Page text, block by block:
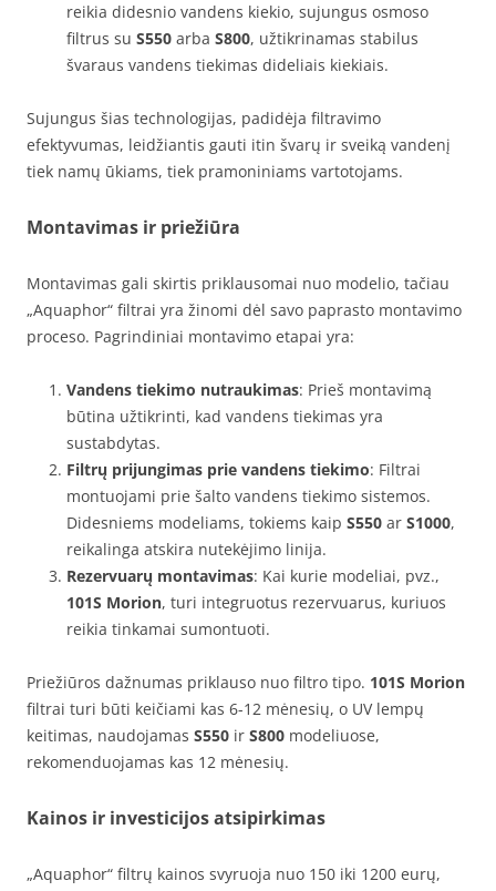
reikia didesnio vandens kiekio, sujungus osmoso
filtrus su S550 arba S800, užtikrinamas stabilus
švaraus vandens tiekimas dideliais kiekiais.
Sujungus šias technologijas, padidėja filtravimo
efektyvumas, leidžiantis gauti itin švarų ir sveiką vandenį
tiek namų ūkiams, tiek pramoniniams vartotojams.
Montavimas ir priežiūra
Montavimas gali skirtis priklausomai nuo modelio, tačiau
„Aquaphor“ filtrai yra žinomi dėl savo paprasto montavimo
proceso. Pagrindiniai montavimo etapai yra:
Vandens tiekimo nutraukimas: Prieš montavimą
būtina užtikrinti, kad vandens tiekimas yra
sustabdytas.
Filtrų prijungimas prie vandens tiekimo: Filtrai
montuojami prie šalto vandens tiekimo sistemos.
Didesniems modeliams, tokiems kaip S550 ar S1000,
reikalinga atskira nutekėjimo linija.
Rezervuarų montavimas: Kai kurie modeliai, pvz.,
101S Morion, turi integruotus rezervuarus, kuriuos
reikia tinkamai sumontuoti.
Priežiūros dažnumas priklauso nuo filtro tipo. 101S Morion
filtrai turi būti keičiami kas 6-12 mėnesių, o UV lempų
keitimas, naudojamas S550 ir S800 modeliuose,
rekomenduojamas kas 12 mėnesių.
Kainos ir investicijos atsipirkimas
„Aquaphor“ filtrų kainos svyruoja nuo 150 iki 1200 eurų,